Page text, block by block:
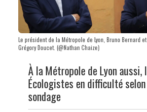
Le président de la Métropole de Lyon, Bruno Bernard
Grégory Doucet. (@Nathan Chaize)
À la Métropole de Lyon aussi,
Écologistes en difficulté selon
sondage